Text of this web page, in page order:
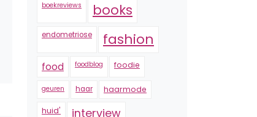
boekreviews books
endometriose fashion
food foodblog foodie
geuren haar haarmode
huid' interview